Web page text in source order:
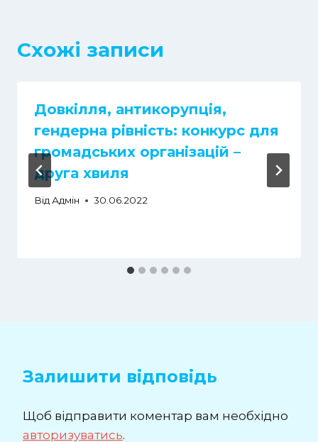
Схожі записи
Довкілля, антикорупція,
гендерна рівність: конкурс для
громадських організацій –
друга хвиля
ВідАдмін 30.06.2022
Залишити відповідь
Щоб відправити коментар вам необхідно
авторизуватись.